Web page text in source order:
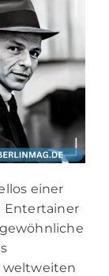
einer
Entertainer
weltweiten